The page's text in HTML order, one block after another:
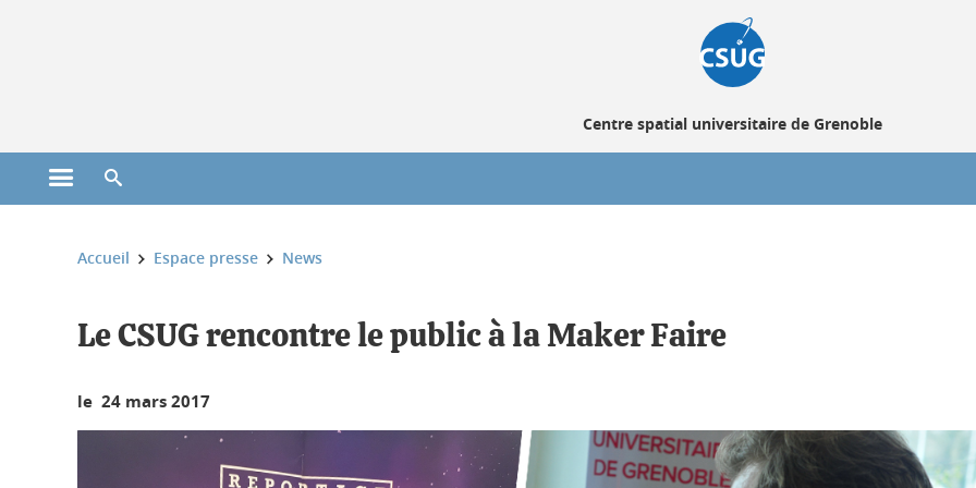
Centre spatial universitaire de Grenoble
Ouvrir le menu principal
Vous êtes ici :
Accueil Espace presse News
Le CSUG rencontre le public à la Maker Faire
le 24 mars 2017